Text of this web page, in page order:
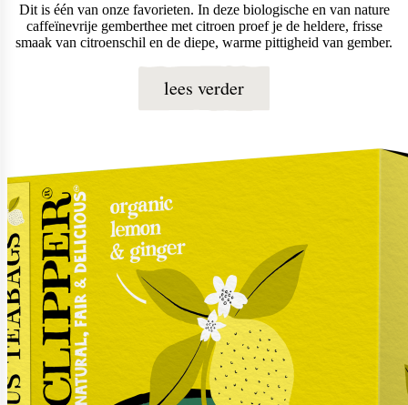
Dit is één van onze favorieten. In deze biologische en van nature
caffeïnevrije gemberthee met citroen proef je de heldere, frisse
smaak van citroenschil en de diepe, warme pittigheid van gember.
lees verder